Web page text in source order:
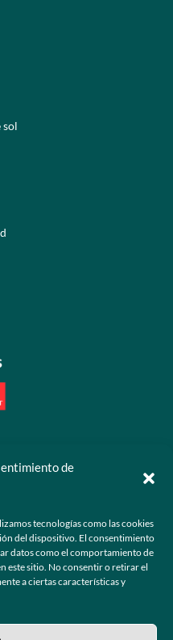
de
tecnologías como las cookies
del dispositivo. El consentimiento
datos como el comportamiento de
este sitio. No consentir o retirar el
a ciertas características y
sol
reservados